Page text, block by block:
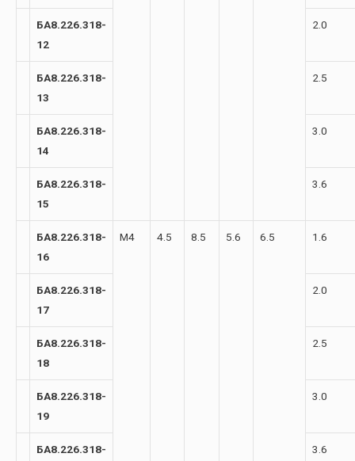
БА8.226.318-
12
2.0
БА8.226.318-
13
2.5
БА8.226.318-
14
3.0
БА8.226.318-
15
3.6
БА8.226.318-
16
М4 4.5 8.5 5.6 6.5 1.6
БА8.226.318-
17
2.0
БА8.226.318-
18
2.5
БА8.226.318-
19
3.0
БА8.226.318-
3.6